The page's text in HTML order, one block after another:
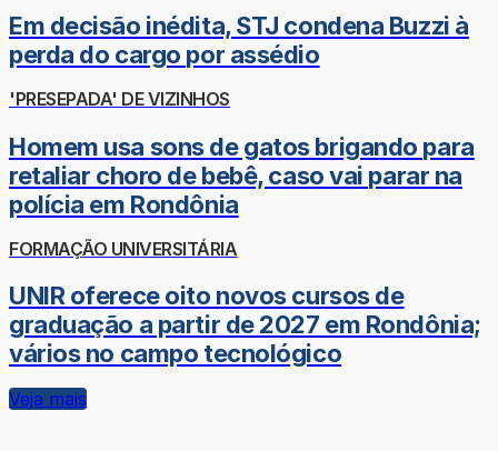
Em decisão inédita, STJ condena Buzzi à
perda do cargo por assédio
'PRESEPADA' DE VIZINHOS
Homem usa sons de gatos brigando para
retaliar choro de bebê, caso vai parar na
polícia em Rondônia
FORMAÇÃO UNIVERSITÁRIA
UNIR oferece oito novos cursos de
graduação a partir de 2027 em Rondônia;
vários no campo tecnológico
Veja mais